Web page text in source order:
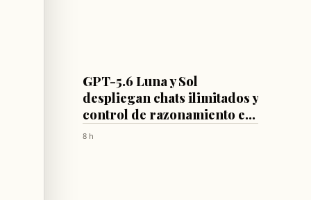
GPT-5.6 Luna y Sol
despliegan chats ilimitados y
control de razonamiento en
ChatGPT
8 h